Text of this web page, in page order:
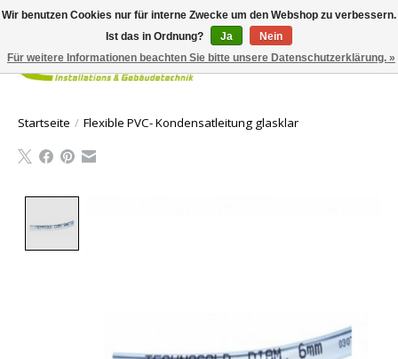
Ihr
Startseite / Flexible PVC- Kondensatleitung glasklar
Wir benutzen Cookies nur für interne Zwecke um den Webshop zu verbessern.
Ist das in Ordnung?
Ja
Nein
Für weitere Informationen beachten Sie bitte unsere Datenschutzerklärung. »